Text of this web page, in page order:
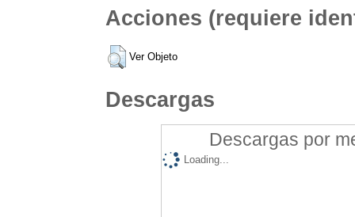
Acciones (requiere
Ver Objeto
Descargas
Descargas por
Loading...